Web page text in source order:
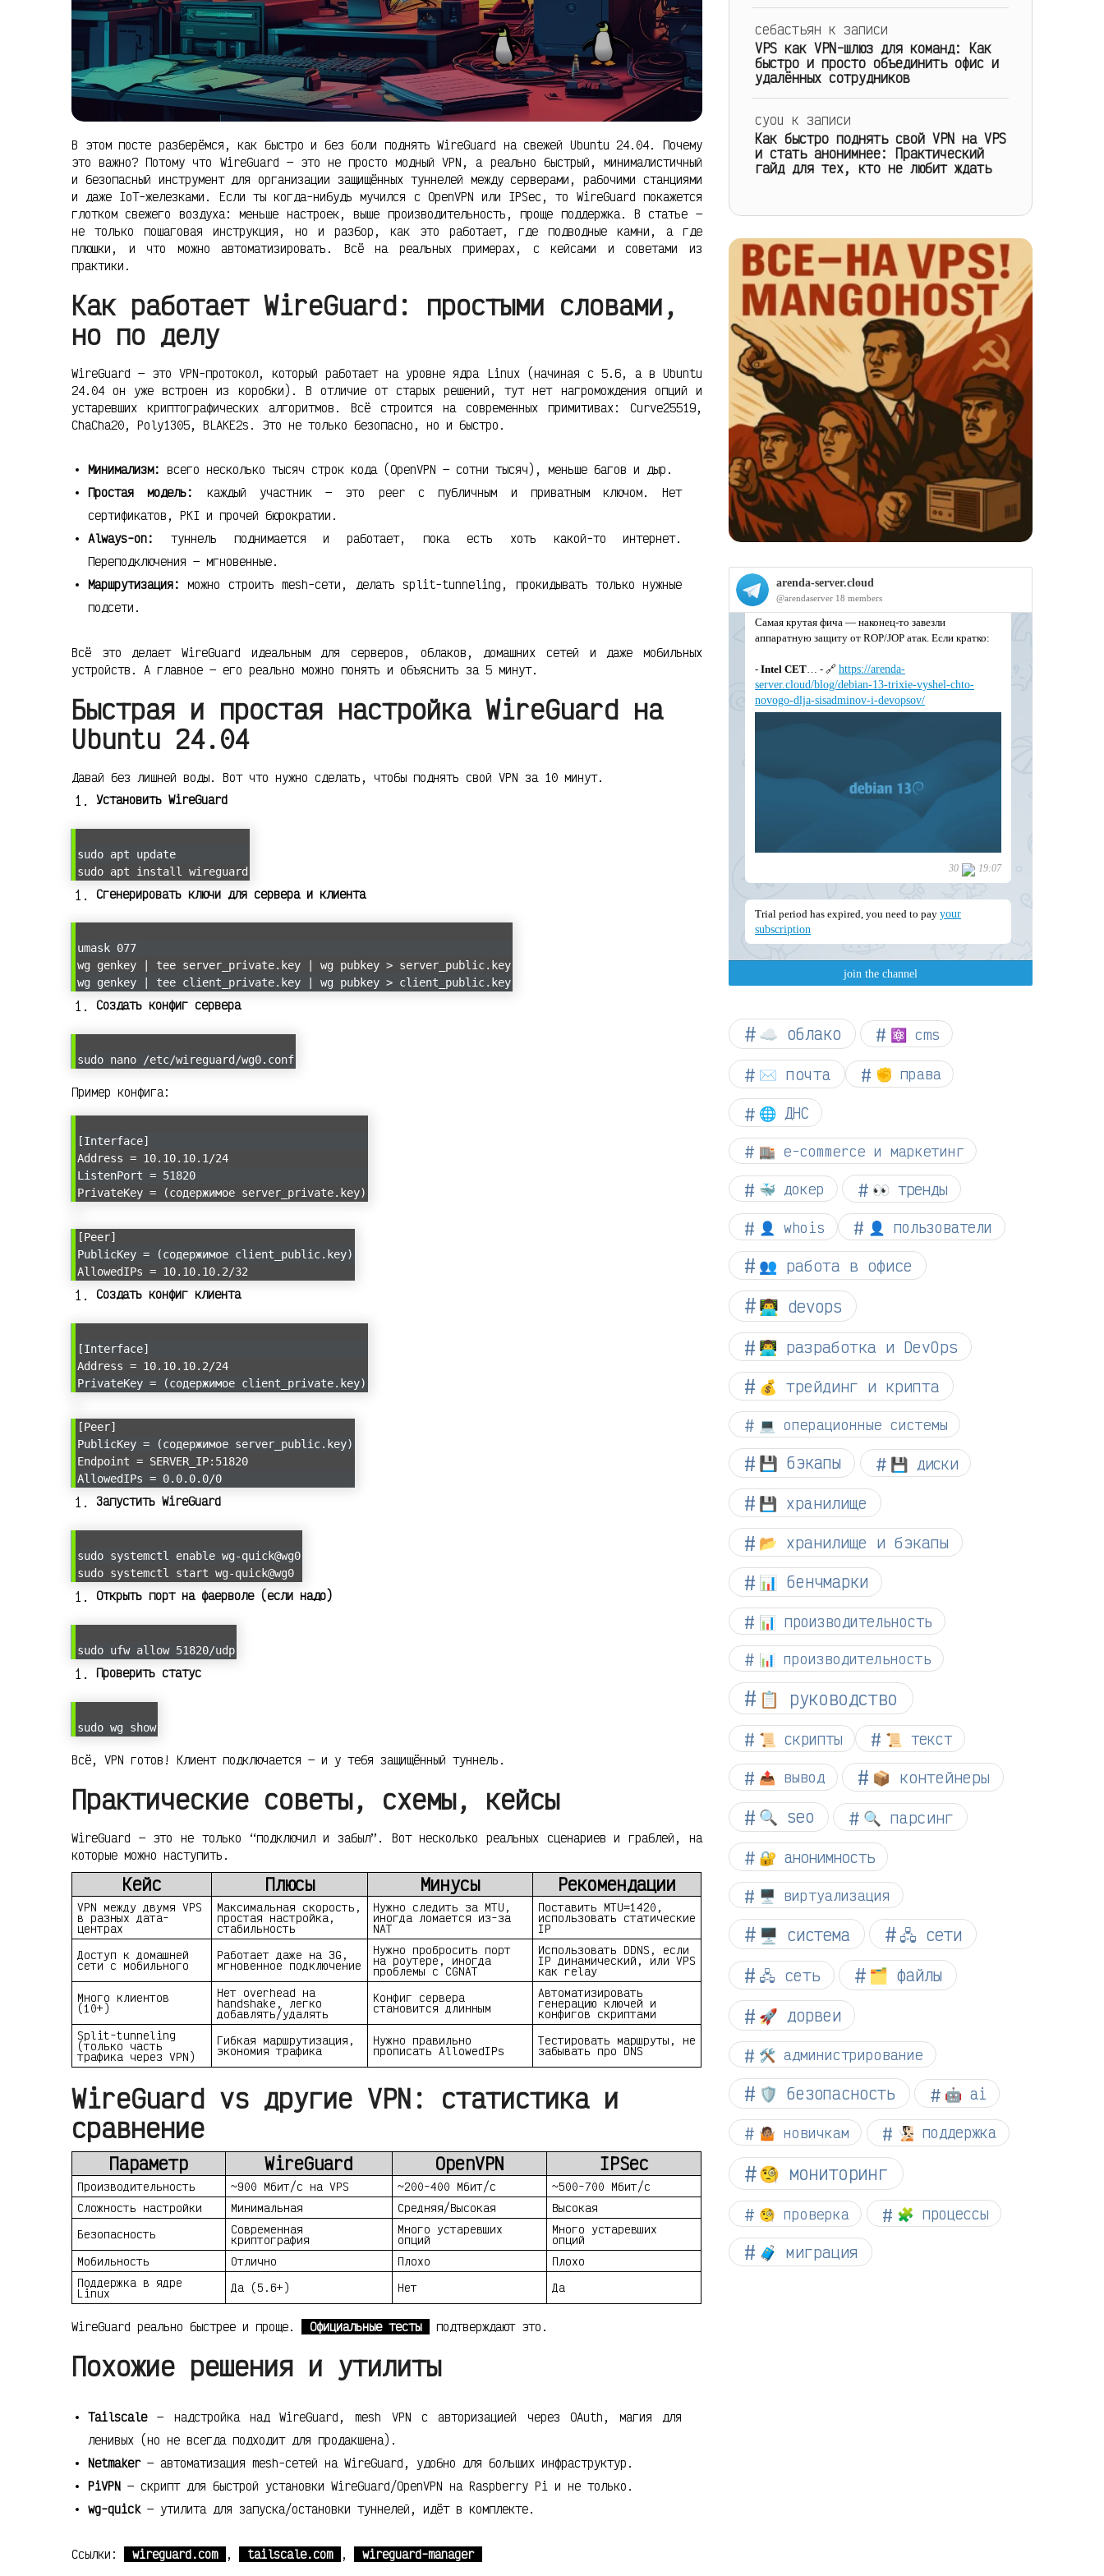
В этом посте разберёмся, как быстро и без боли поднять WireGuard на свежей Ubuntu 24.04. Почему
это важно? Потому что WireGuard — это не просто модный VPN, а реально быстрый, минималистичный
и безопасный инструмент для организации защищённых туннелей между серверами, рабочими станциями
и даже IoT-железками. Если ты когда-нибудь мучился с OpenVPN или IPSec, то WireGuard покажется
глотком свежего воздуха: меньше настроек, выше производительность, проще поддержка. В статье —
не только пошаговая инструкция, но и разбор, как это работает, где подводные камни, а где
плюшки, и что можно автоматизировать. Всё на реальных примерах, с кейсами и советами из
практики.
Как работает WireGuard: простыми словами,
но по делу
WireGuard — это VPN-протокол, который работает на уровне ядра Linux (начиная с 5.6, а в Ubuntu
24.04 он уже встроен из коробки). В отличие от старых решений, тут нет нагромождения опций и
устаревших криптографических алгоритмов. Всё строится на современных примитивах: Curve25519,
ChaCha20, Poly1305, BLAKE2s. Это не только безопасно, но и быстро.
Минимализм: всего несколько тысяч строк кода (OpenVPN — сотни тысяч), меньше багов и дыр.
Простая модель:
каждый участник — это peer с публичным и приватным ключом. Нет
сертификатов, PKI и прочей бюрократии.
Always-on:
туннель поднимается и работает, пока есть хоть какой-то интернет.
Переподключения — мгновенные.
Маршрутизация: можно строить mesh-сети, делать split-tunneling, прокидывать только нужные
подсети.
Всё это делает WireGuard идеальным для серверов, облаков, домашних сетей и даже мобильных
устройств. А главное — его реально можно понять и объяснить за 5 минут.
Быстрая и простая настройка WireGuard на
Ubuntu 24.04
Давай без лишней воды. Вот что нужно сделать, чтобы поднять свой VPN за 10 минут.
Установить WireGuard
sudo apt update
sudo apt install wireguard
Сгенерировать ключи для сервера и клиента
umask 077
wg genkey | tee server_private.key | wg pubkey > server_public.key
wg genkey | tee client_private.key | wg pubkey > client_public.key
Создать конфиг сервера
sudo nano /etc/wireguard/wg0.conf
Пример конфига:
[Interface]
Address = 10.10.10.1/24
ListenPort = 51820
PrivateKey = (содержимое server_private.key)
[Peer]
PublicKey = (содержимое client_public.key)
AllowedIPs = 10.10.10.2/32
Создать конфиг клиента
[Interface]
Address = 10.10.10.2/24
PrivateKey = (содержимое client_private.key)
[Peer]
PublicKey = (содержимое server_public.key)
Endpoint = SERVER_IP:51820
AllowedIPs = 0.0.0.0/0
Запустить WireGuard
sudo systemctl enable wg-quick@wg0
sudo systemctl start wg-quick@wg0
Открыть порт на фаерволе (если надо)
sudo ufw allow 51820/udp
Проверить статус
sudo wg show
Всё, VPN готов! Клиент подключается — и у тебя защищённый туннель.
Практические советы, схемы, кейсы
WireGuard — это не только “подключил и забыл”. Вот несколько реальных сценариев и граблей, на
которые можно наступить.
Кейс Плюсы Минусы Рекомендации
VPN между двумя VPS
в разных дата-
центрах
Максимальная скорость,
простая настройка,
стабильность
Нужно следить за MTU,
иногда ломается из-за
NAT
Поставить MTU=1420,
использовать статические
IP
Доступ к домашней
сети с мобильного
Работает даже на 3G,
мгновенное подключение
Нужно пробросить порт
на роутере, иногда
проблемы с CGNAT
Использовать DDNS, если
IP динамический, или VPS
как relay
Много клиентов
(10+)
Нет overhead на
handshake, легко
добавлять/удалять
Конфиг сервера
становится длинным
Автоматизировать
генерацию ключей и
конфигов скриптами
Split-tunneling
(только часть
трафика через VPN)
Гибкая маршрутизация,
экономия трафика
Нужно правильно
прописать AllowedIPs
Тестировать маршруты, не
забывать про DNS
WireGuard vs другие VPN: статистика и
сравнение
Параметр WireGuard OpenVPN IPSec
Производительность ~900 Мбит/с на VPS ~200-400 Мбит/с
~500-700 Мбит/с
Сложность настройки
Минимальная Средняя/Высокая
Высокая
Безопасность
Современная
криптография
Много устаревших
опций
Много устаревших
опций
Мобильность
Отлично Плохо
Плохо
Поддержка в ядре
Linux Да (5.6+) Нет Да
WireGuard реально быстрее и проще. Официальные тесты подтверждают это.
Похожие решения и утилиты
Tailscale— надстройка над WireGuard, mesh VPN с авторизацией через OAuth, магия для
ленивых (но не всегда подходит для продакшена).
Netmaker— автоматизация mesh-сетей на WireGuard, удобно для больших инфраструктур.
PiVPN — скрипт для быстрой установки WireGuard/OpenVPN на Raspberry Pi и не только.
wg-quick— утилита для запуска/остановки туннелей, идёт в комплекте.
Ссылки: wireguard.com , tailscale.com , wireguard-manager
себастьян к записи
VPS как VPN-шлюз для команд: Как
быстро и просто объединить офис и
удалённых сотрудников
cyou к записи
Как быстро поднять свой VPN на VPS
и стать анонимнее: Практический
гайд для тех, кто не любит ждать
☁︎ облако ⚛ cms
✉️ почта ✊ права
🌐 ДНС
🏬 e-commerce и маркетинг
🐳 докер 👀 тренды
👤 whois 👤 пользователи
👥 работа в офисе
👨‍💻 devops
👨‍💻 разработка и DevOps
💰 трейдинг и крипта
💻 операционные системы
💾 бэкапы 💾 диски
💾 хранилище
📂 хранилище и бэкапы
📊 бенчмарки
📊 производительность
📊 производительность
📋 руководство
📜 скрипты 📜 текст
📤 вывод 📦 контейнеры
🔍 seo 🔍 парсинг
🔐 анонимность
🖥️ виртуализация
🖥️ система 🖧 сети
🖧 сеть 🗂️ файлы
🚀 дорвеи
🛠️ администрирование
🛡️ безопасность 🤖 ai
🤷🏽 новичкам 🧏🏻 поддержка
🧐 мониторинг
🧐 проверка 🧩 процессы
🧳 миграция